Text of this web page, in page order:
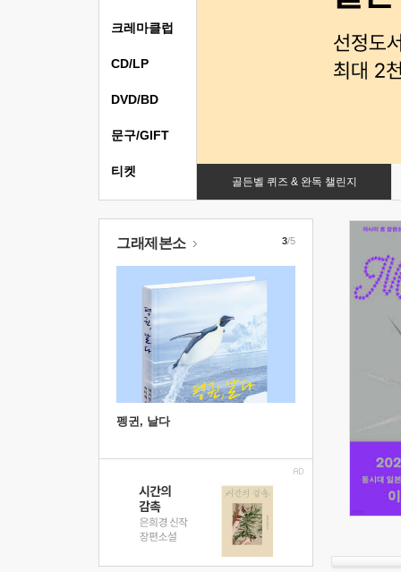
골든벨 퀴즈 & 완독 챌린지
크레마클럽
CD/LP
DVD/BD
문구/GIFT
티켓
그래제본소
펭귄, 날다
3/5